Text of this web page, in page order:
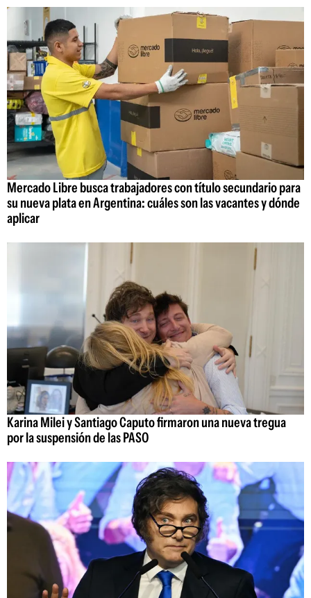
Mercado Libre busca trabajadores con título secundario para
su nueva plata en Argentina: cuáles son las vacantes y dónde
aplicar
Karina Milei y Santiago Caputo firmaron una nueva tregua
por la suspensión de las PASO